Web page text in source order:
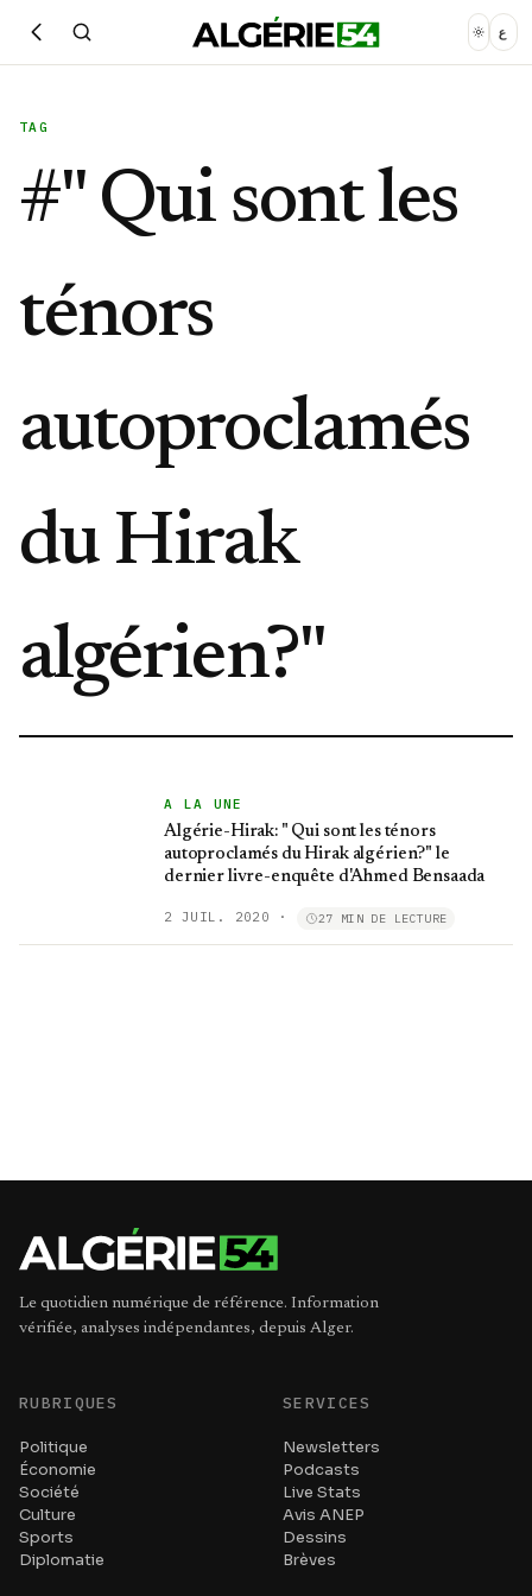
ع
TAG
#" Qui sont les
ténors
autoproclamés
du Hirak
algérien?"
A LA UNE
Algérie-Hirak: " Qui sont les ténors
autoproclamés du Hirak algérien?" le
dernier livre-enquête d'Ahmed Bensaada
2 JUIL. 2020 · 27 MIN DE LECTURE
Le quotidien numérique de référence. Information
vérifiée, analyses indépendantes, depuis Alger.
RUBRIQUES
Politique
Économie
Société
Culture
Sports
Diplomatie
SERVICES
Newsletters
Podcasts
Live Stats
Avis ANEP
Dessins
Brèves